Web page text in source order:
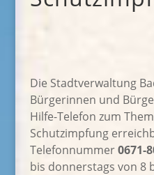
Die Stadtverwaltung
Bürgerinnen und
Hilfe-Telefon zum
Schutzimpfung
Telefonnummer0671-
bis donnerstags von 8